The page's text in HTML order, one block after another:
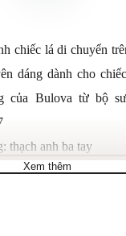
chiếc lá di chuyển
dáng dành cho
của Bulova từ bộ
thạch anh ba tay
với mặt trên được đính
Xem thêm